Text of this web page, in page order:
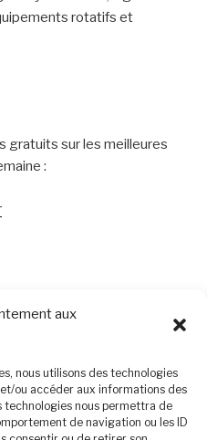
aux
nous utilisons des technologies
ou accéder aux informations des
technologies nous permettra de
de navigation ou les ID
rotatifs et
gratuits sur les meilleures
: